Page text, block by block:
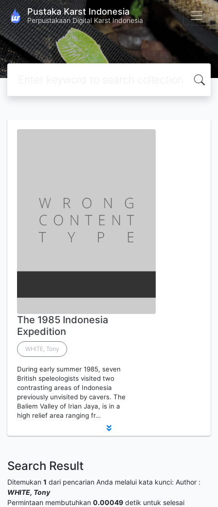
Pustaka Karst Indonesia
Perpustakaan Digital Karst Indonesia
The 1985 Indonesia
Expedition
WHITE, Tony
During early summer 1985, seven
British speleologists visited two
contrasting areas of Indonesia
previously unvisited by cavers. The
Baliem Valley of Irian Jaya, is in a
high relief area ranging fr…
Search Result
Ditemukan 1 dari pencarian Anda melalui kata kunci: Author :
WHITE, Tony
Permintaan membutuhkan 0.00049 detik untuk selesai